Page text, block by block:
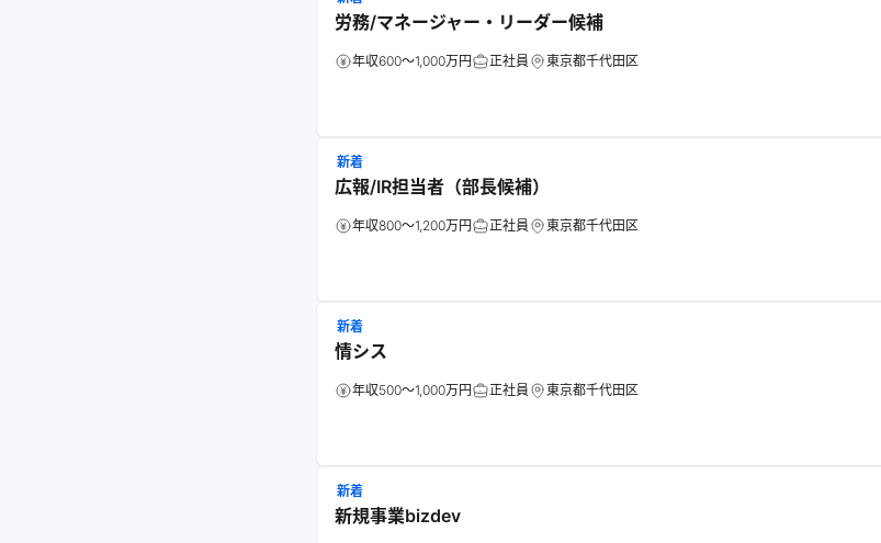
労務/マネージャー・リーダー候補
年収600～1,000万円 正社員 東京都千代田区
新着
広報/IR担当者（部長候補）
年収800～1,200万円 正社員 東京都千代田区
新着
情シス
年収500～1,000万円 正社員 東京都千代田区
新着
新規事業bizdev